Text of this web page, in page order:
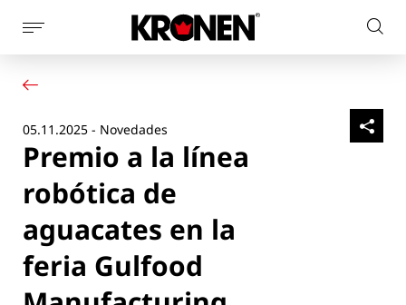
Mostrar
la
navegación
de
página
web
Nuestras soluciones
Noticias
Empresa
Contacto
05.11.2025 - Novedades
Premio a la línea
robótica de
aguacates en la
feria Gulfood